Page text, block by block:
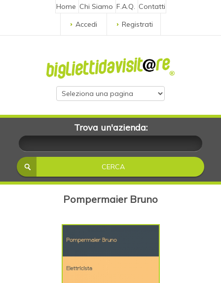
Home Chi Siamo F.A.Q. Contatti
Accedi
Registrati
Trova un'azienda:
Pompermaier Bruno